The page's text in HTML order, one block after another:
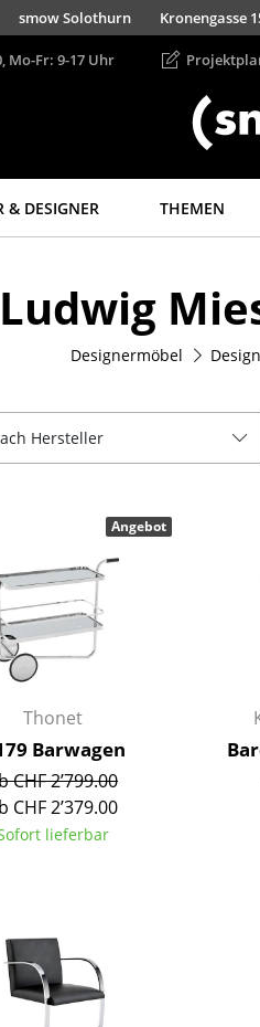
smow Solothurn Kronengasse
Mo-Fr: 9-17 Uhr
& DESIGNER THEMEN
Regale & Schränke
Bücherregale
Wandregale
Kommoden
TV Möbel
Beistell- &
Barmöbel
Garderoben
Kleinaufbewahrung
Einzelteile
... alle
Ludwig
Designermöbel
Hersteller
Thonet
Barwagen
CHF 2’799.00
CHF 2’379.00
lieferbar
Angebot